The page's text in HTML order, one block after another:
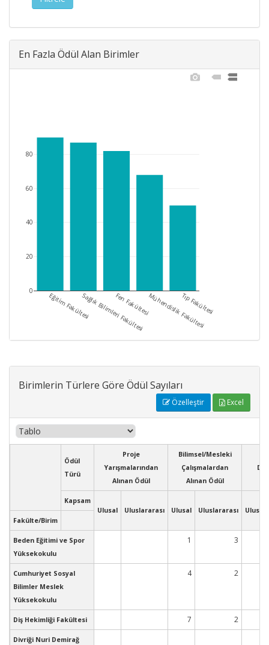
En Fazla Ödül Alan Birimler
Eğitim FakültesiSağlık Bilimleri Fakültesi
Fen FakültesiMühendislik Fakültesi
Tıp Fakültesi
0
20
40
60
80
Birimlerin Türlere Göre Ödül Sayıları
Özelleştir Excel
Ödül
Türü
Proje
Yarışmalarından
Alınan Ödül
Bilimsel/Mesleki
Çalışmalardan
Alınan Ödül
Kapsam
Ulusal
Uluslararası Ulusal Uluslararası
Ulusal
Fakülte/Birim
Beden Eğitimi ve Spor
Yüksekokulu
1 3
Cumhuriyet Sosyal
Bilimler Meslek
Yüksekokulu
4 2
Diş Hekimliği Fakültesi 7 2
Divriği Nuri Demirağ